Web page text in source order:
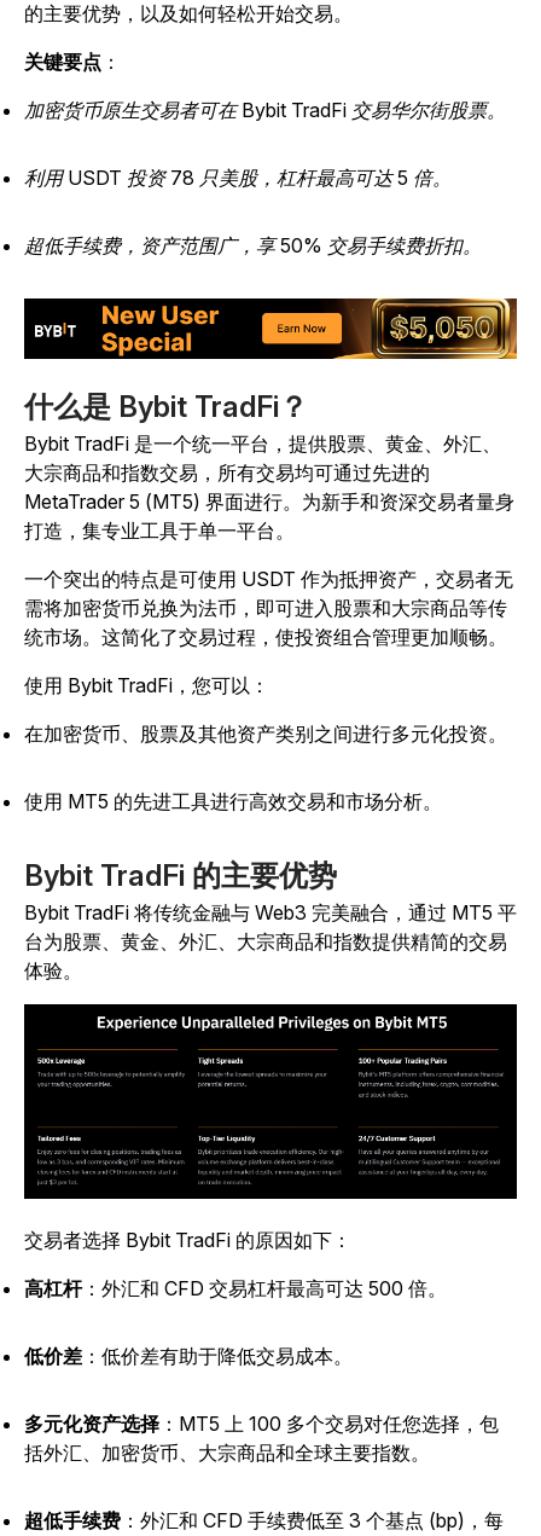
的主要优势，以及如何轻松开始交易。
关键要点 ：
加密货币原生交易者可在 Bybit TradFi 交易华尔街股票。
利用 USDT 投资 78 只美股，杠杆最高可达 5 倍。
超低手续费，资产范围广，享 50% 交易手续费折扣。
什么是 Bybit TradFi？
Bybit TradFi 是一个统一平台，提供股票、黄金、外汇、
大宗商品和指数交易，所有交易均可通过先进的
MetaTrader 5 (MT5) 界面进行。为新手和资深交易者量身
打造，集专业工具于单一平台。
一个突出的特点是可使用 USDT 作为抵押资产，交易者无
需将加密货币兑换为法币，即可进入股票和大宗商品等传
统市场。这简化了交易过程，使投资组合管理更加顺畅。
使用 Bybit TradFi，您可以：
在加密货币、股票及其他资产类别之间进行多元化投资。
使用 MT5 的先进工具进行高效交易和市场分析。
Bybit TradFi 的主要优势
Bybit TradFi 将传统金融与 Web3 完美融合，通过 MT5 平
台为股票、黄金、外汇、大宗商品和指数提供精简的交易
体验。
交易者选择 Bybit TradFi 的原因如下：
高杠杆：外汇和 CFD 交易杠杆最高可达 500 倍。
低价差 ：低价差有助于降低交易成本。
多元化资产选择 ：MT5 上 100 多个交易对任您选择，包
括外汇、加密货币、大宗商品和全球主要指数。
超低手续费 ：外汇和 CFD 手续费低至 3 个基点 (bp)，每